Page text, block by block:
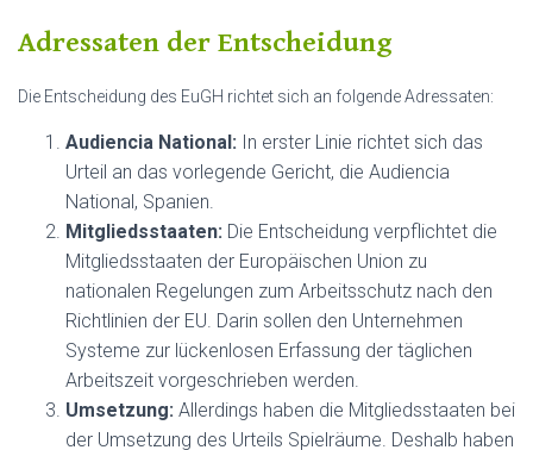
Adressaten der Entscheidung
Die Entscheidung des EuGH richtet sich an folgende Adressaten:
Audiencia National: In erster Linie richtet sich das
Urteil an das vorlegende Gericht, die Audiencia
National, Spanien.
Mitgliedsstaaten: Die Entscheidung verpflichtet die
Mitgliedsstaaten der Europäischen Union zu
nationalen Regelungen zum Arbeitsschutz nach den
Richtlinien der EU. Darin sollen den Unternehmen
Systeme zur lückenlosen Erfassung der täglichen
Arbeitszeit vorgeschrieben werden.
Umsetzung: Allerdings haben die Mitgliedsstaaten bei
der Umsetzung des Urteils Spielräume. Deshalb haben